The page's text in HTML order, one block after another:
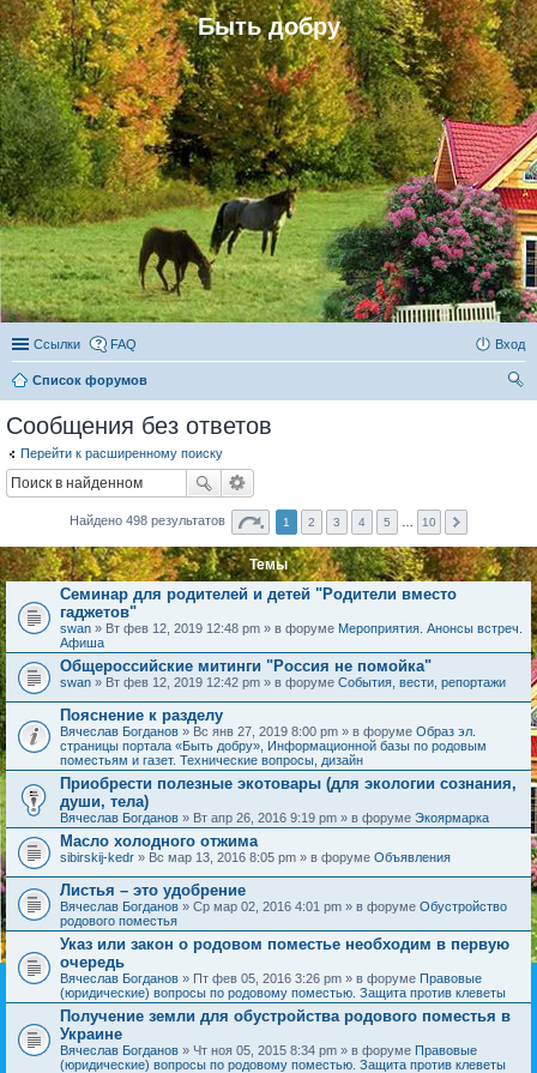
Быть добру
Ссылки FAQ Вход
Список форумов
Сообщения без ответов
Перейти к расширенному поиску
Найдено 498 результатов 1 2 3 4 5 10
Темы
Семинар для родителей и детей "Родители вместо
гаджетов"
swan » Вт фев 12, 2019 12:48 pm » в форуме Мероприятия. Анонсы встреч.
Афиша
Общероссийские митинги "Россия не помойка"
swan » Вт фев 12, 2019 12:42 pm » в форуме События, вести, репортажи
Пояснение к разделу
Вячеслав Богданов » Вс янв 27, 2019 8:00 pm » в форуме Образ эл.
страницы портала «Быть добру», Информационной базы по родовым
поместьям и газет. Технические вопросы, дизайн
Приобрести полезные экотовары (для экологии сознания,
души, тела)
Вячеслав Богданов » Вт апр 26, 2016 9:19 pm » в форуме Экоярмарка
Масло холодного отжима
sibirskij-kedr » Вс мар 13, 2016 8:05 pm » в форуме Объявления
Листья – это удобрение
Вячеслав Богданов » Ср мар 02, 2016 4:01 pm » в форуме Обустройство
родового поместья
Указ или закон о родовом поместье необходим в первую
очередь
Вячеслав Богданов » Пт фев 05, 2016 3:26 pm » в форуме Правовые
(юридические) вопросы по родовому поместью. Защита против клеветы
Получение земли для обустройства родового поместья в
Украине
Вячеслав Богданов » Чт ноя 05, 2015 8:34 pm » в форуме Правовые
(юридические) вопросы по родовому поместью. Защита против клеветы